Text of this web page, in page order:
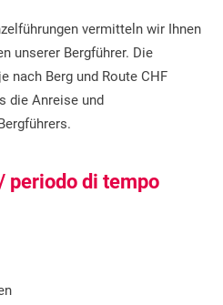
vermitteln wir Ihnen
unserer Bergführer. Die
nach Berg und Route CHF
die Anreise und
periodo di tempo